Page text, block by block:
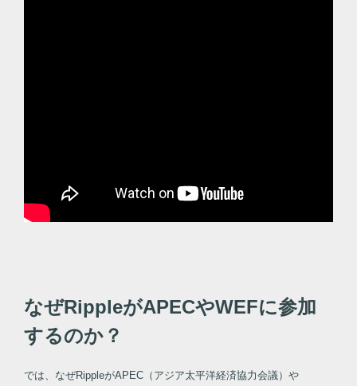
なぜRippleがAPECやWEFに参加
するのか？
では、なぜRippleがAPEC（アジア太平洋経済協力会議）や